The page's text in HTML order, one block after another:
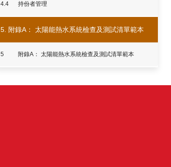
4.4 持份者管理
5. 附錄A： 太陽能熱水系統檢查及測試清單範本
5 附錄A： 太陽能熱水系統檢查及測試清單範本